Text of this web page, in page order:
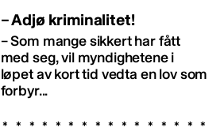
– Adjø kriminalitet!
– Som mange sikkert har fått
med seg, vil myndighetene i
løpet av kort tid vedta en lov som
forbyr...